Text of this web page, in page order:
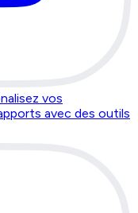
vos
avec des outils